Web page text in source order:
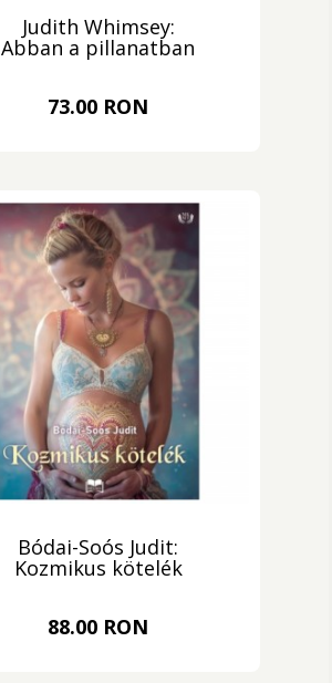
Judith Whimsey:
Abban a pillanatban
73.00 RON
Bódai-Soós Judit:
Kozmikus kötelék
88.00 RON